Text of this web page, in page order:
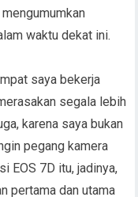
waktu dekat ini.
saya bekerja
segala lebih
karena saya bukan
pegang kamera
EOS 7D itu, jadinya,
pertama dan utama